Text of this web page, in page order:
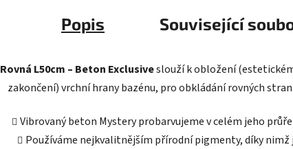
Popis Související
Rovná L50cm – Beton Exclusiveslouží k obložení
zakončení) vrchní hrany bazénu, pro obkládání rovných
Vibrovaný beton Mystery probarvujeme v celém jeho
Používáme nejkvalitnějším přírodní pigmenty, díky nimž